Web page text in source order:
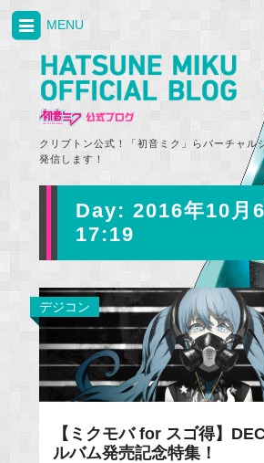
クリプトン公式！「初音ミク」らバーチャル
発信します！
MENU
Day: 2016年10月6
17:19
デジコン
【ミクモバ for スゴ得】
ルバム発売記念特集！